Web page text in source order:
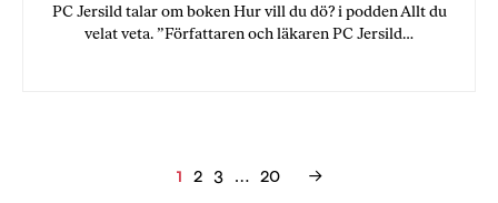
PC Jersild talar om boken Hur vill du dö? i podden Allt du
velat veta. ”Författaren och läkaren PC Jersild…
1 2 3 … 20 →